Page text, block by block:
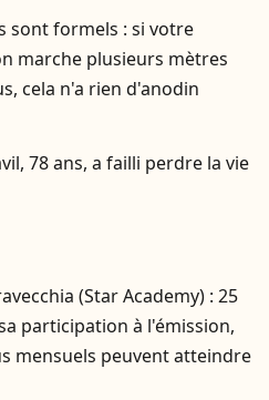
sont formels : si votre
marche plusieurs mètres
cela n'a rien d'anodin
78 ans, a failli perdre la vie
(Star Academy) : 25
participation à l'émission,
mensuels peuvent atteindre